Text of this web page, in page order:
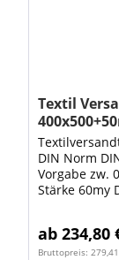
Textil
DIN Norm
Vorgabe zw.
Stärke 60my
ab 234,80
Bruttopreis: